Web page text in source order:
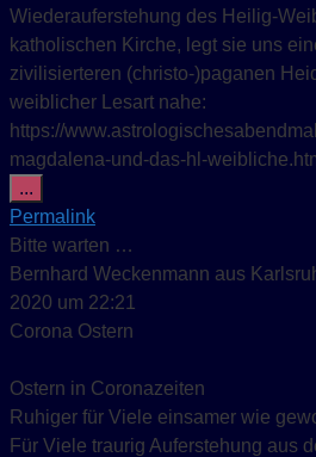
Wiederauferstehung des Heilig-
katholischen Kirche, legt sie uns
zivilisierteren (christo-)paganen
weiblicher Lesart nahe:
https://
magdalena-und-das-hl-
...
Permalink
Bitte warten …
Bernhard Weckenmann aus
2020 um 22:21
Corona Ostern
Ostern in Coronazeiten
Ruhiger für Viele einsamer wie
Für Viele traurig Auferstehung aus